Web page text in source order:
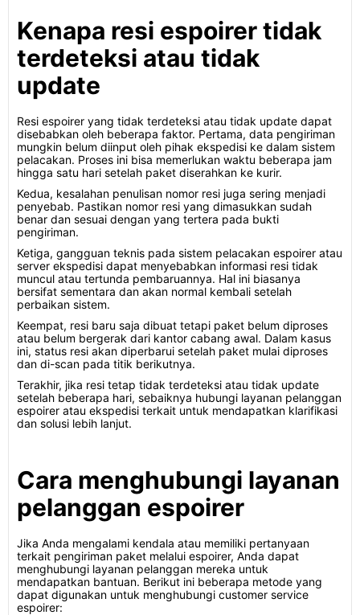
Kenapa resi espoirer tidak
terdeteksi atau tidak
update
Resi espoirer yang tidak terdeteksi atau tidak update dapat
disebabkan oleh beberapa faktor. Pertama, data pengiriman
mungkin belum diinput oleh pihak ekspedisi ke dalam sistem
pelacakan. Proses ini bisa memerlukan waktu beberapa jam
hingga satu hari setelah paket diserahkan ke kurir.
Kedua, kesalahan penulisan nomor resi juga sering menjadi
penyebab. Pastikan nomor resi yang dimasukkan sudah
benar dan sesuai dengan yang tertera pada bukti
pengiriman.
Ketiga, gangguan teknis pada sistem pelacakan espoirer atau
server ekspedisi dapat menyebabkan informasi resi tidak
muncul atau tertunda pembaruannya. Hal ini biasanya
bersifat sementara dan akan normal kembali setelah
perbaikan sistem.
Keempat, resi baru saja dibuat tetapi paket belum diproses
atau belum bergerak dari kantor cabang awal. Dalam kasus
ini, status resi akan diperbarui setelah paket mulai diproses
dan di-scan pada titik berikutnya.
Terakhir, jika resi tetap tidak terdeteksi atau tidak update
setelah beberapa hari, sebaiknya hubungi layanan pelanggan
espoirer atau ekspedisi terkait untuk mendapatkan klarifikasi
dan solusi lebih lanjut.
Cara menghubungi layanan
pelanggan espoirer
Jika Anda mengalami kendala atau memiliki pertanyaan
terkait pengiriman paket melalui espoirer, Anda dapat
menghubungi layanan pelanggan mereka untuk
mendapatkan bantuan. Berikut ini beberapa metode yang
dapat digunakan untuk menghubungi customer service
espoirer: